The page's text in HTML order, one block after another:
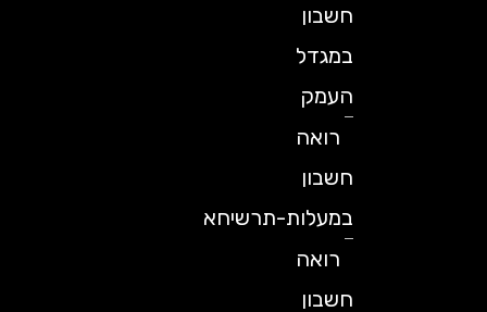
חשבון
במגדל
העמק
רואה
חשבון
במעלות-תרשיחא
רואה
חשבון